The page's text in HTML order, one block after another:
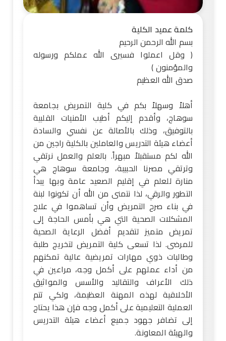
كلمة عميد الكلية
بسم الله الرحمن الرحيم
( وقل اعملوا فسيرى الله عملكم ورسوله
والمؤمنون )
صدق الله العظيم
أهلاً وسهلاً بكم في كلية التمريض بجامعة
سوهاج، وأقدم إليكم أطيب الأمنيات القلبية
بالتوفيق، وذلك بالأصالة عن نفسي والسادة
أعضاء هيئة التدريس والعاملين بالكلية راجين من
الله لكم مستقبلاً مبهراً. بالعلم والعمل نرتقي
وترتقي مصرنا الحبيبة، وجامعة سوهاج هي
منارة للعلم في إقليم الصعيد عامة وبها يبدأ
التطور والرقي، لذا نتمنى من الله أن تكونوا لبنة
في بناء صرح التمريض وأن تساهموا في علاج
المشكلات الصحية التي هي بأمس الحاجة إلى
تمريض متميز لتقديم أفضل الرعاية الصحية
للمرضى. لذا تسعى كلية التمريض لتخريج طلبة
وطالبات ذوي مهارات تمريضية عالية تمكنهم
من أداء عملهم على أكمل وجه، مراعين في
ذلك الأعراف والتقاليد والأسس والمواثيق
الأخلاقية لهذه المهنة العظيمة، ولكي تتم
العملية التعليمية على أكمل وجه فإن هذا يحتاج
إلى تضافر جهود جميع أعضاء هيئة التدريس
والهيئة المعاونة.